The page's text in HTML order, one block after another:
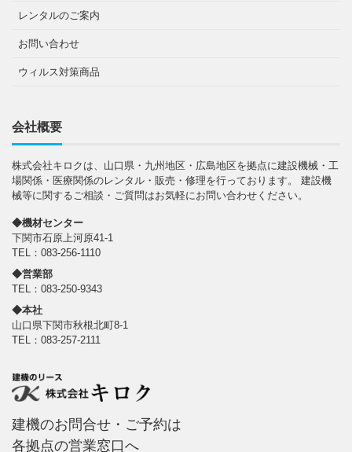
レンタルのご案内
お問い合わせ
ウィルス対策商品
会社概要
株式会社キロクは、山口県・九州地区・広島地区を拠点に建設機械・工
場関係・医療関係のレンタル・販売・修理を行っております。 建設機
械等に関するご相談・ご質問はお気軽にお問い合わせください。
◆機材センター
下関市石原上河原41-1
TEL：083-256-1110
◆営業部
TEL：083-250-9343
◆本社
山口県下関市秋根北町8-1
TEL：083-257-2111
建機のお問合せ・ご予約は
各拠点の営業窓口へ